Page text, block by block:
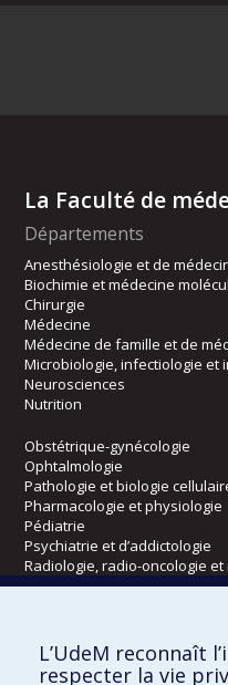
La Faculté de
Départements
Anesthésiologie et de
Biochimie et médecine
Chirurgie
Médecine
Médecine de famille et de
Microbiologie, infectiologie et
Neurosciences
Nutrition
Obstétrique-gynécologie
Ophtalmologie
Pathologie et biologie
Pharmacologie et physiologie
Pédiatrie
Psychiatrie et d’addictologie
Radiologie, radio-oncologie
Écoles
Kinésiologie et des sciences
L’UdeM reconnaît
respecter la vie